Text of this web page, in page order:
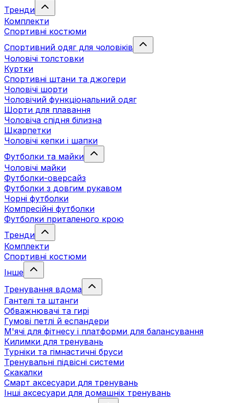
Тренди
Комплекти
Спортивні костюми
Спортивний одяг для чоловіків
Чоловічі толстовки
Куртки
Спортивні штани та джогери
Чоловічі шорти
Чоловічий функціональний одяг
Шорти для плавання
Чоловіча спідня білизна
Шкарпетки
Чоловічі кепки і шапки
Футболки та майки
Чоловічі майки
Футболки-оверсайз
Футболки з довгим рукавом
Чорні футболки
Компресійні футболки
Футболки приталеного крою
Тренди
Комплекти
Спортивні костюми
Інше
Тренування вдома
Гантелі та штанги
Обважнювачі та гирі
Гумові петлі й еспандери
М'ячі для фітнесу і платформи для балансування
Килимки для тренувань
Турніки та гімнастичні бруси
Тренувальні підвісні системи
Скакалки
Смарт аксесуари для тренувань
Інші аксесуари для домашніх тренувань